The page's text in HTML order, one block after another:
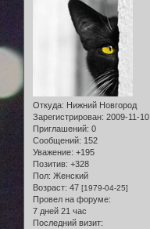
Откуда: Нижний Новгород
Зарегистрирован: 2009-11-10
Приглашений: 0
Сообщений: 152
Уважение: +195
Позитив: +328
Пол: Женский
Возраст: 47 [1979-04-25]
Провел на форуме:
7 дней 21 час
Последний визит: